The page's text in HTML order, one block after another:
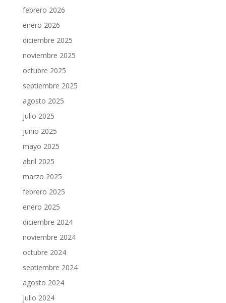
febrero 2026
enero 2026
diciembre 2025
noviembre 2025
octubre 2025
septiembre 2025
agosto 2025
julio 2025
junio 2025
mayo 2025
abril 2025
marzo 2025
febrero 2025
enero 2025
diciembre 2024
noviembre 2024
octubre 2024
septiembre 2024
agosto 2024
julio 2024